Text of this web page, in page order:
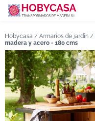
Hobycasa / Armarios de jardín /
madera y acero - 180 cms